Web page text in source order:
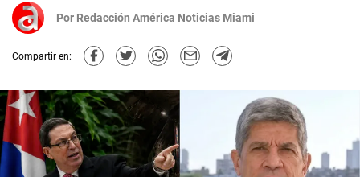
Por Redacción América Noticias Miami
Compartir en: